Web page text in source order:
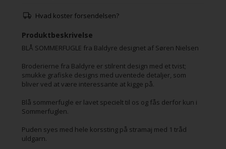
Hvad koster forsendelsen?
Produktbeskrivelse
BLÅ SOMMERFUGLE fra Baldyre designet af Søren Nielsen
Broderierne fra Baldyre er stilrent design med et tvist;
smukke grafiske designs med uventede detaljer, som
bliver ved at være interessante at kigge på.
Blå sommerfugle er lavet specielt til os og fås derfor kun i
Sommerfuglen.
Puden syes med hele korssting på stramaj med 1 tråd
uldgarn.